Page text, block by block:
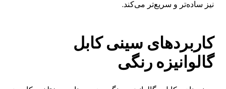
نیز ساده‌تر و سریع‌تر می‌کند.
کاربردهای سینی کابل
گالوانیزه رنگی